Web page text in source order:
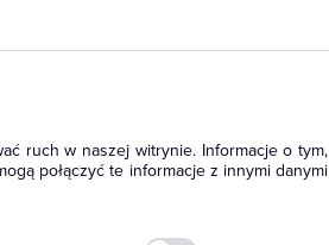
ruch w naszej witrynie. Informacje o tym,
połączyć te informacje z innymi danymi